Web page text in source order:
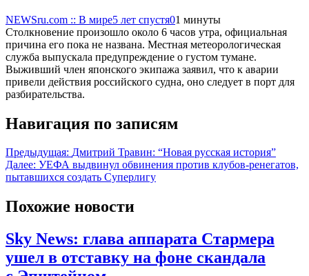
NEWSru.com :: В мире5 лет спустя01 минуты
Столкновение произошло около 6 часов утра, официальная
причина его пока не названа. Местная метеорологическая
служба выпускала предупреждение о густом тумане.
Выживший член японского экипажа заявил, что к аварии
привели действия российского судна, оно следует в порт для
разбирательства.
Навигация по записям
Предыдущая: Дмитрий Травин: “Новая русская история”
Далее: УЕФА выдвинул обвинения против клубов-ренегатов,
пытавшихся создать Суперлигу
Похожие новости
Sky News: глава аппарата Стармера
ушел в отставку на фоне скандала